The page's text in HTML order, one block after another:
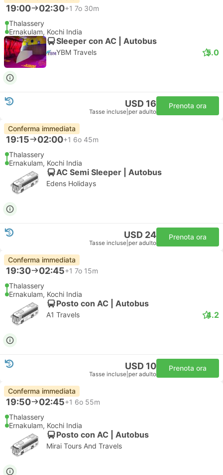
19:00 02:30+1 7o 30m
Thalassery
Ernakulam, Kochi India
Sleeper con AC | Autobus
YBM Travels 5.0
USD 16
Tasse incluse per adulto
Prenota ora
Conferma immediata
19:15 02:00+1 6o 45m
Thalassery
Ernakulam, Kochi India
AC Semi Sleeper | Autobus
Edens Holidays
USD 24
Tasse incluse per adulto
Prenota ora
Conferma immediata
19:30 02:45+1 7o 15m
Thalassery
Ernakulam, Kochi India
Posto con AC | Autobus
A1 Travels 4.2
USD 10
Tasse incluse per adulto
Prenota ora
Conferma immediata
19:50 02:45+1 6o 55m
Thalassery
Ernakulam, Kochi India
Posto con AC | Autobus
Mirai Tours And Travels